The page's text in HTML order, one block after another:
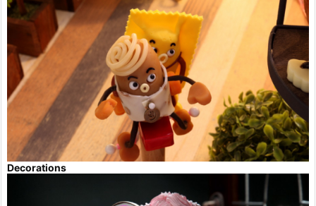
Decorations